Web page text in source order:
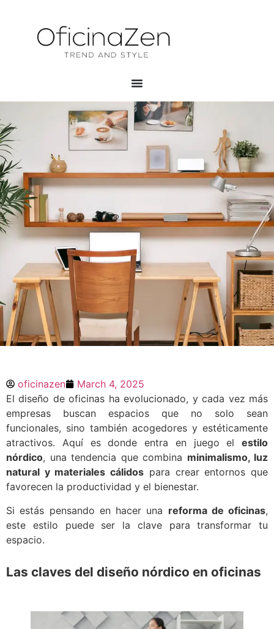
nórdico en oficinas
El estilo nórdico en oficinas combina
minimalismo, luz natural y funcionalidad
para crear espacios modernos y
acogedores. Si estás pensando en una
reforma de oficinas, este diseño mejora
la productividad y el bienestar. Descubre
cómo aplicarlo en tu empresa.
oficinazen
March 4, 2025
El diseño de oficinas ha evolucionado, y cada vez más
empresas buscan espacios que no solo sean
funcionales, sino también acogedores y estéticamente
atractivos. Aquí es donde entra en juego el estilo
nórdico, una tendencia que combina minimalismo, luz
natural y materiales cálidos para crear entornos que
favorecen la productividad y el bienestar.
Si estás pensando en hacer una reforma de oficinas,
este estilo puede ser la clave para transformar tu
espacio.
Las claves del diseño nórdico en oficinas